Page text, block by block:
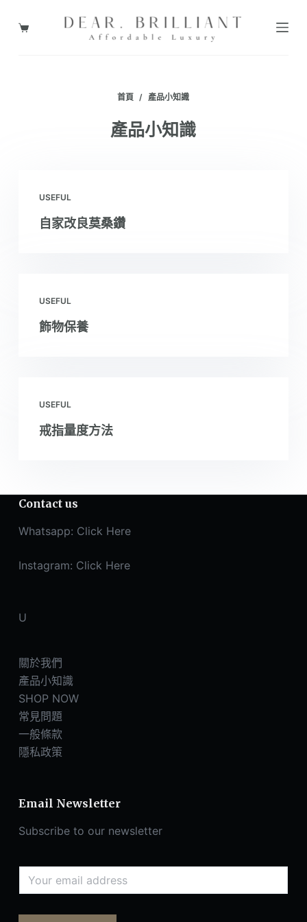
至購
首頁 / 產品小知識
產品小知識
USEFUL
自家改良莫桑鑽
USEFUL
飾物保養
USEFUL
戒指量度方法
Contact us
Whatsapp: Click Here
Instagram: Click Here
U
關於我們
產品小知識
SHOP NOW
常見問題
一般條款
隱私政策
Email Newsletter
Subscribe to our newsletter